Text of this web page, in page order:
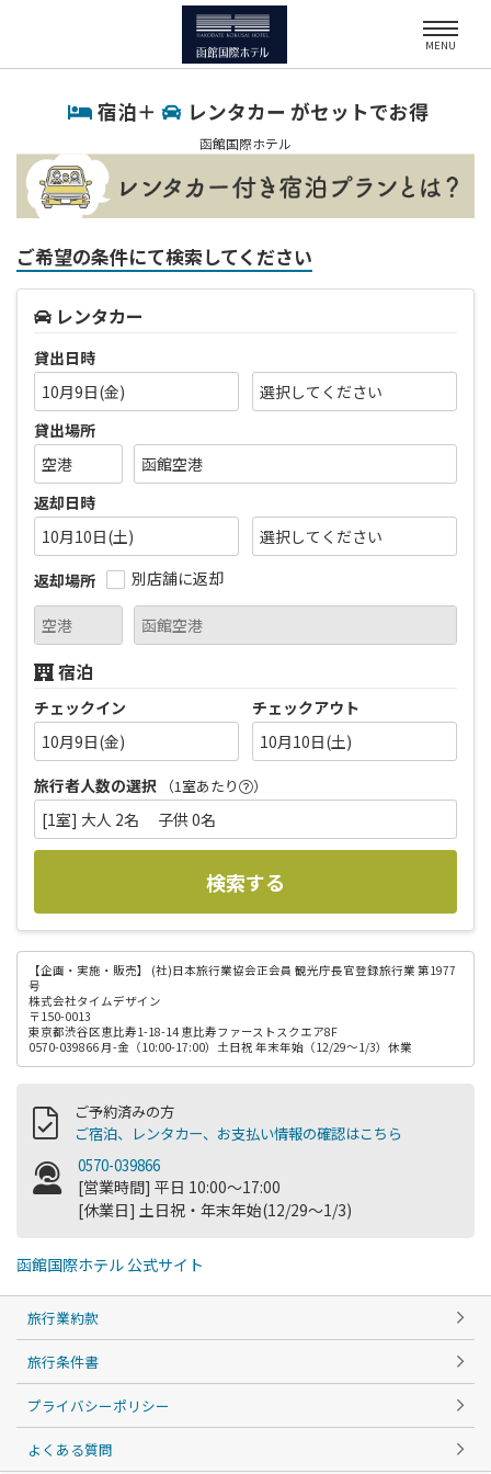
MENU
宿泊＋ レンタカー がセットでお得
函館国際ホテル
ご希望の条件にて検索してください
レンタカー
貸出日時
10月9日(金)
貸出場所
返却日時
10月10日(土)
返却場所
別店舗に返却
宿泊
チェックイン
10月9日(金)
チェックアウト
10月10日(土)
旅行者人数の選択
（1室あたり ）
[1室] 大人 2名 子供 0名
検索する
【企画・実施・販売】
(社)日本旅行業協会正会員 観光庁長官登録旅行業 第1977
号
株式会社タイムデザイン
〒150-0013
東京都渋谷区恵比寿1-18-14 恵比寿ファーストスクエア8F
0570-039866 月-金（10:00-17:00）土日祝 年末年始（12/29～1/3）休業
ご予約済みの方
ご宿泊、レンタカー、お支払い情報の確認はこちら
0570-039866
[営業時間] 平日 10:00～17:00
[休業日] 土日祝・年末年始(12/29～1/3)
函館国際ホテル 公式サイト
旅行業約款
旅行条件書
プライバシーポリシー
よくある質問